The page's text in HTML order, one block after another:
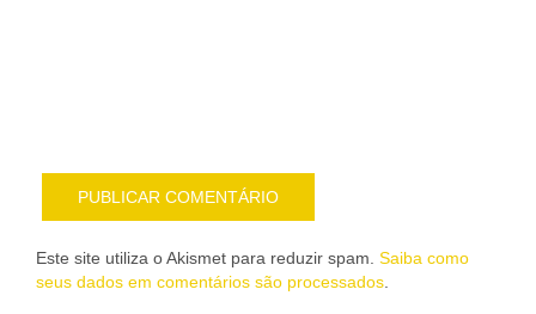
Este site utiliza o Akismet para reduzir spam. Saiba como
seus dados em comentários são processados